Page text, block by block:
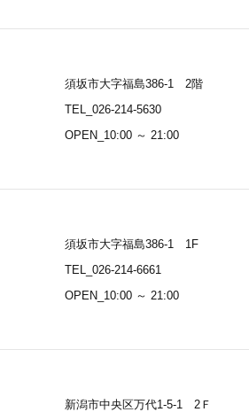
須坂市大字福島386-1 2階
TEL_026-214-5630
OPEN_10:00 ～ 21:00
須坂市大字福島386-1 1F
TEL_026-214-6661
OPEN_10:00 ～ 21:00
新潟市中央区万代1-5-1 2Ｆ